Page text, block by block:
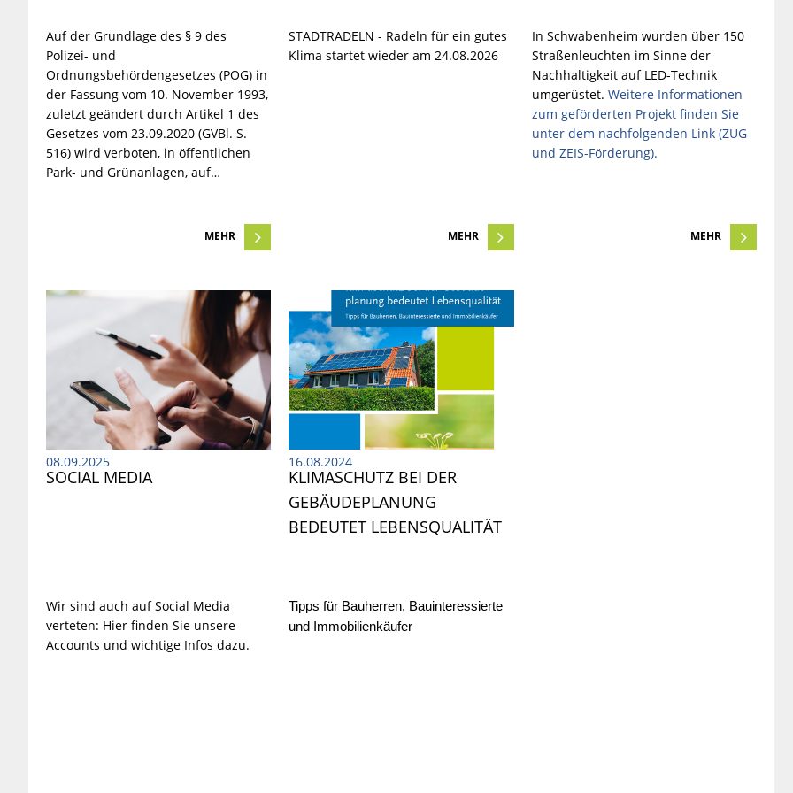
Auf der Grundlage des § 9 des
Polizei- und
Ordnungsbehördengesetzes (POG) in
der Fassung vom 10. November 1993,
zuletzt geändert durch Artikel 1 des
Gesetzes vom 23.09.2020 (GVBl. S.
516) wird verboten, in öffentlichen
Park- und Grünanlagen, auf…
MEHR
STADTRADELN - Radeln für ein gutes
Klima startet wieder am 24.08.2026
MEHR
In Schwabenheim wurden über 150
Straßenleuchten im Sinne der
Nachhaltigkeit auf LED-Technik
umgerüstet. Weitere Informationen
zum geförderten Projekt finden Sie
unter dem nachfolgenden Link (ZUG-
und ZEIS-Förderung).
MEHR
08.09.2025
SOCIAL MEDIA
Wir sind auch auf Social Media
verteten: Hier finden Sie unsere
Accounts und wichtige Infos dazu.
16.08.2024
KLIMASCHUTZ BEI DER
GEBÄUDEPLANUNG
BEDEUTET LEBENSQUALITÄT
Tipps für Bauherren, Bauinteressierte
und Immobilienkäufer